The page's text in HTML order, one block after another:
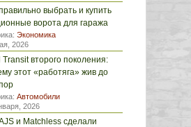
выбрать и купить
ворота для гаража
Экономика
2026
Transit второго поколения:
этот «работяга» жив до
Автомобили
2026
и Matchless сделали